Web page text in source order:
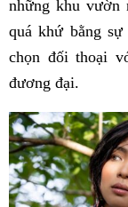
những khu vườn
quá khứ bằng
chọn đối thoại
đương đại.